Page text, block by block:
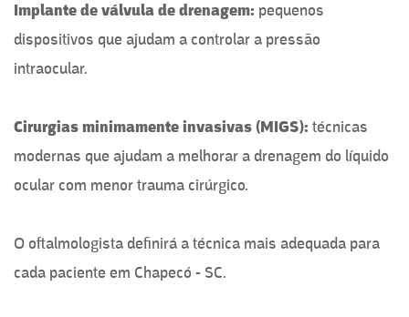
Implante de válvula de drenagem: pequenos
dispositivos que ajudam a controlar a pressão
intraocular.
Cirurgias minimamente invasivas (MIGS): técnicas
modernas que ajudam a melhorar a drenagem do líquido
ocular com menor trauma cirúrgico.
O oftalmologista definirá a técnica mais adequada para
cada paciente em Chapecó - SC.